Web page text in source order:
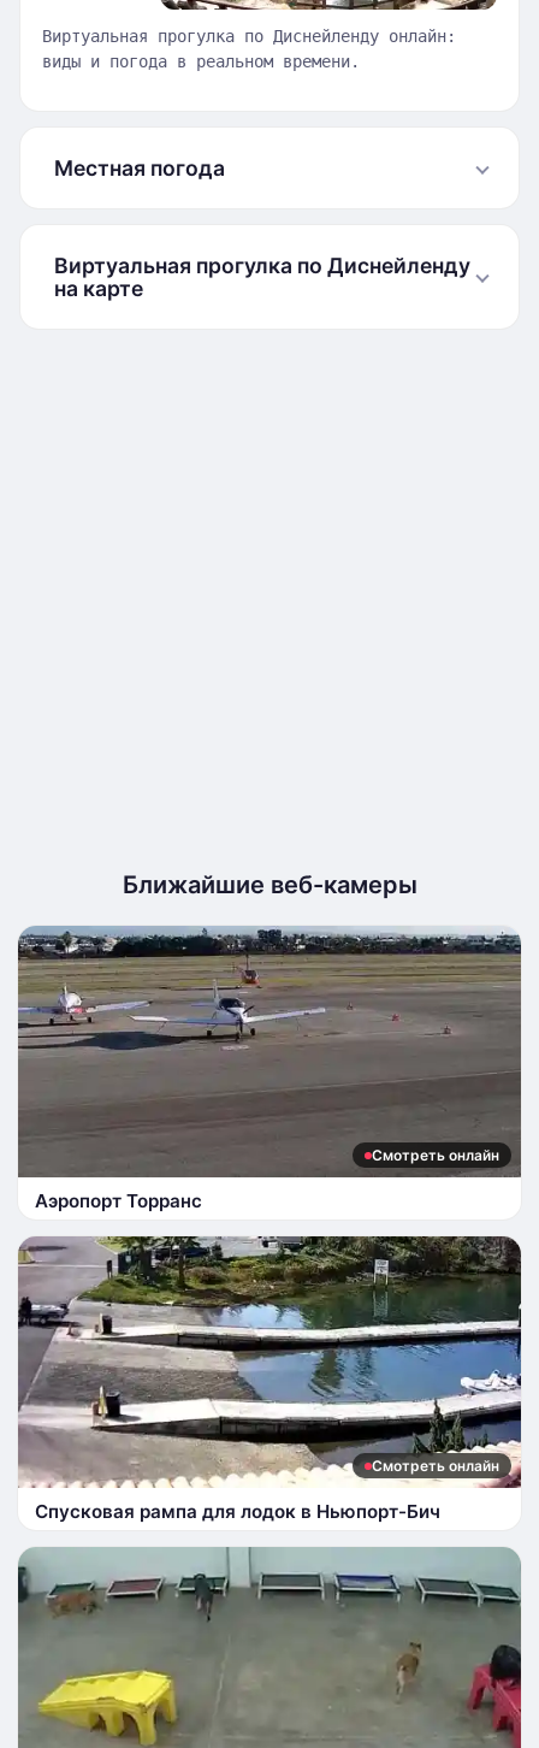
Виртуальная прогулка по Диснейленду онлайн:
виды и погода в реальном времени.
Местная погода
Виртуальная прогулка по Диснейленду
на карте
Ближайшие веб-камеры
Смотреть онлайн
Аэропорт Торранс
Смотреть онлайн
Спусковая рампа для лодок в Ньюпорт-Бич